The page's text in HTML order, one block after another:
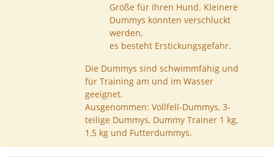
Größe für Ihren Hund. Kleinere
Dummys könnten verschluckt
werden,
es besteht Erstickungsgefahr.
Die Dummys sind schwimmfähig und
für Training am und im Wasser
geeignet.
Ausgenommen: Vollfell-Dummys, 3-
teilige Dummys, Dummy Trainer 1 kg,
1,5 kg und Futterdummys.